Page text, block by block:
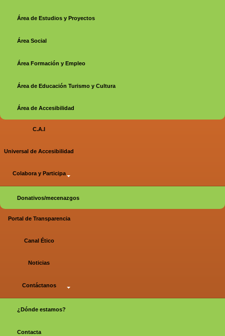
Área de Estudios y Proyectos
Área Social
Área Formación y Empleo
Área de Educación Turismo y Cultura
Área de Accesibilidad
C.A.I
Universal de Accesibilidad
Colabora y Participa
Donativos/mecenazgos
Portal de Transparencia
Canal Ético
Noticias
Contáctanos
¿Dónde estamos?
Contacta